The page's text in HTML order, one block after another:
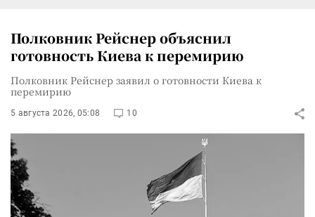
Полковник Рейснер объяснил
готовность Киева к перемирию
Полковник Рейснер заявил о готовности Киева к
перемирию
5 августа 2026, 05:08 10